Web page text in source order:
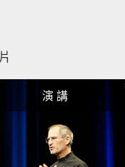
演 講